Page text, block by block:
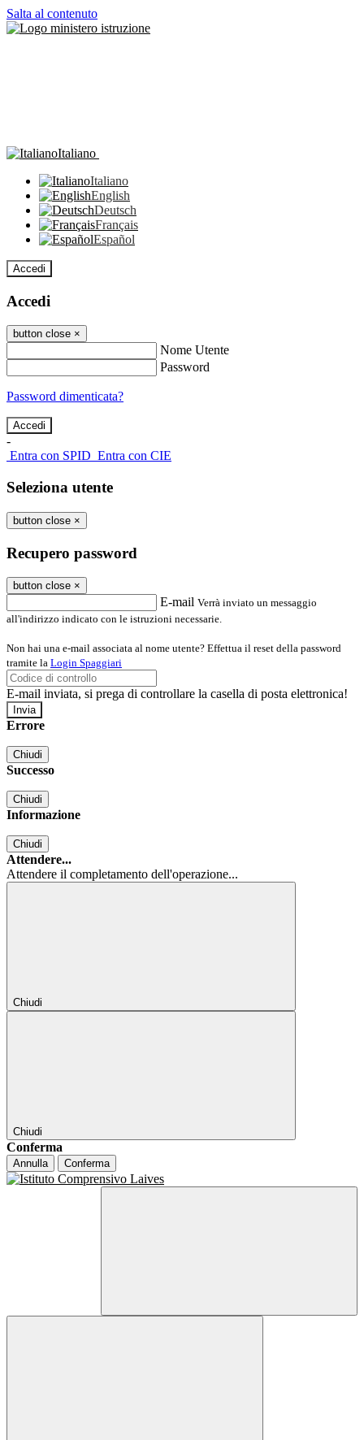
Salta al contenuto
Italiano
Italiano
English
Deutsch
Français
Español
Accedi
Accedi
button close ×
Nome Utente
Password
Password dimenticata?
-
Entra con SPID Entra con CIE
Seleziona utente
button close ×
Recupero password
button close ×
E-mail Verrà inviato un messaggio
all'indirizzo indicato con le istruzioni necessarie.
Non hai una e-mail associata al nome utente? Effettua il reset della password
tramite la Login Spaggiari
E-mail inviata, si prega di controllare la casella di posta elettronica!
Errore
Chiudi
Successo
Chiudi
Informazione
Chiudi
Attendere...
Attendere il completamento dell'operazione...
Chiudi
Chiudi
Conferma
Annulla Conferma